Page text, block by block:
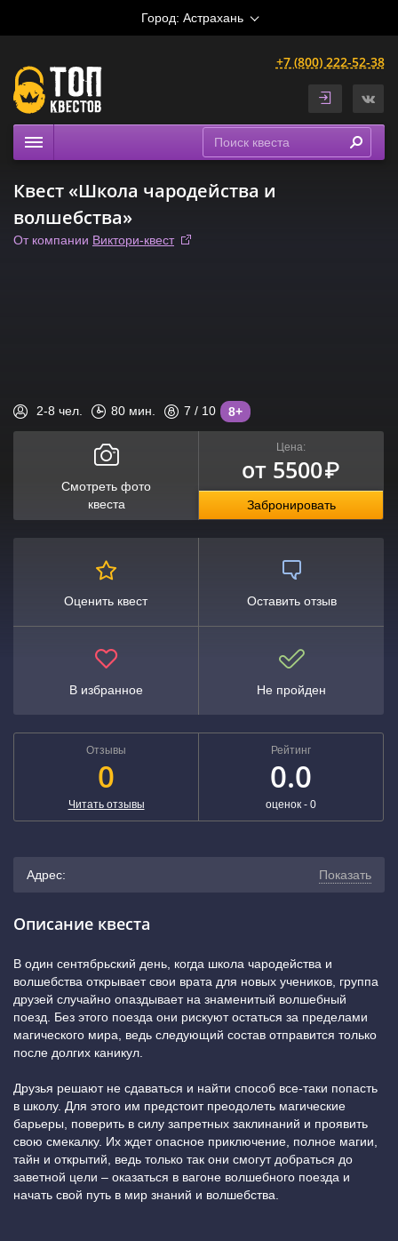
Город: Астрахань
+7 (800) 222-52-38
Расписание
Рейтинги
Квест «Школа чародейства и
волшебства»
От компании Виктори-квест
2-8 чел. 80 мин. 7 / 10 8+
Смотреть фото
квеста
Цена:
от 5500₽
Забронировать
Оценить квест Оставить отзыв
В избранное Не пройден
Отзывы
0
Читать отзывы
Рейтинг
0.0
оценок - 0
Адрес: Показать
карте)
+7 (800) 222-52-38
Описание квеста
В один сентябрьский день, когда школа чародейства и
волшебства открывает свои врата для новых учеников, группа
друзей случайно опаздывает на знаменитый волшебный
поезд. Без этого поезда они рискуют остаться за пределами
магического мира, ведь следующий состав отправится только
после долгих каникул.
Друзья решают не сдаваться и найти способ все-таки попасть
в школу. Для этого им предстоит преодолеть магические
барьеры, поверить в силу запретных заклинаний и проявить
свою смекалку. Их ждет опасное приключение, полное магии,
тайн и открытий, ведь только так они смогут добраться до
заветной цели – оказаться в вагоне волшебного поезда и
начать свой путь в мир знаний и волшебства.